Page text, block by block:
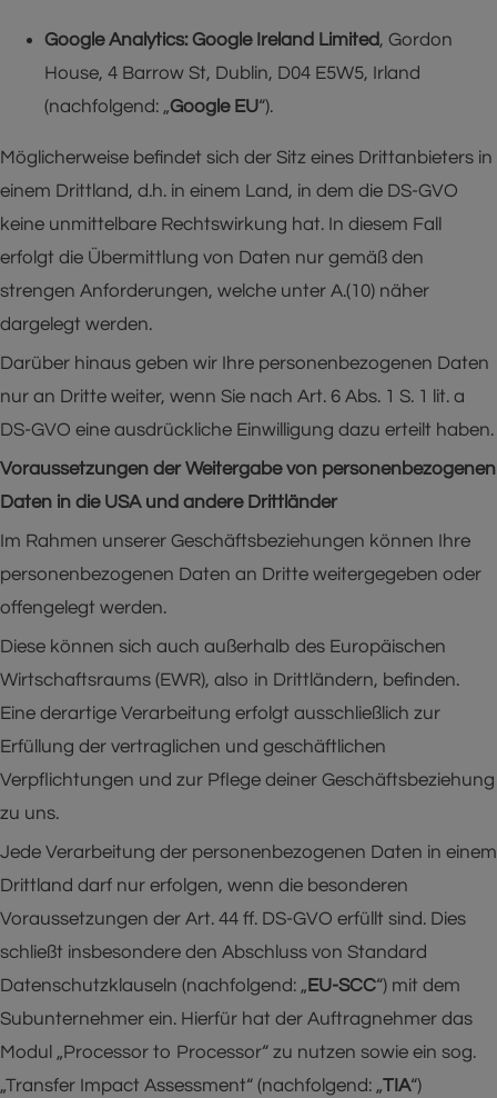
Google Analytics: Google Ireland Limited, Gordon
House, 4 Barrow St, Dublin, D04 E5W5, Irland
(nachfolgend: „Google EU“).
Möglicherweise befindet sich der Sitz eines Drittanbieters in
einem Drittland, d.h. in einem Land, in dem die DS-GVO
keine unmittelbare Rechtswirkung hat. In diesem Fall
erfolgt die Übermittlung von Daten nur gemäß den
strengen Anforderungen, welche unter A.(10) näher
dargelegt werden.
Darüber hinaus geben wir Ihre personenbezogenen Daten
nur an Dritte weiter, wenn Sie nach Art. 6 Abs. 1 S. 1 lit. a
DS-GVO eine ausdrückliche Einwilligung dazu erteilt haben.
Voraussetzungen der Weitergabe von personenbezogenen
Daten in die USA und andere Drittländer
Im Rahmen unserer Geschäftsbeziehungen können Ihre
personenbezogenen Daten an Dritte weitergegeben oder
offengelegt werden.
Diese können sich auch außerhalb des Europäischen
Wirtschaftsraums (EWR), also in Drittländern, befinden.
Eine derartige Verarbeitung erfolgt ausschließlich zur
Erfüllung der vertraglichen und geschäftlichen
Verpflichtungen und zur Pflege deiner Geschäftsbeziehung
zu uns.
Jede Verarbeitung der personenbezogenen Daten in einem
Drittland darf nur erfolgen, wenn die besonderen
Voraussetzungen der Art. 44 ff. DS-GVO erfüllt sind. Dies
schließt insbesondere den Abschluss von Standard
Datenschutzklauseln (nachfolgend: „ EU-SCC“) mit dem
Subunternehmer ein. Hierfür hat der Auftragnehmer das
Modul „Processor to Processor“ zu nutzen sowie ein sog.
„Transfer Impact Assessment“ (nachfolgend: „TIA“)